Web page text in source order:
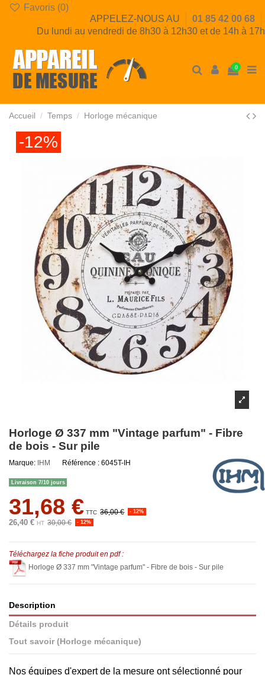
Favoris (0)
APPELEZ-NOUS AU
01 85 42 00 68
Du lundi au vendredi de 8h30 à 12h30 et de 14h à 17h
0
Accueil Temps Horloge mécanique
-12%
Horloge Ø 337 mm "Vintage parfum" - Fibre
de bois - Sur pile
Marque: IHM Référence : 6045T-IH
Livraison 7/10 jours
31,68 € TTC 36,00 € - 12%
26,40 € HT 30,00 € - 12%
Téléchargez la fiche produit en pdf :
Horloge Ø 337 mm "Vintage parfum" - Fibre de bois - Sur pile
Description
Détails produit
Tout savoir (Horloge mécanique)
Nos équipes d'expert de la mesure ont sélectionné pour